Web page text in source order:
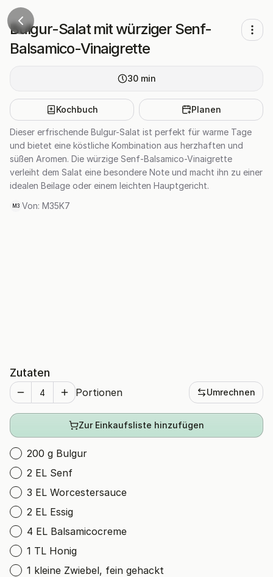
Bulgur-Salat mit würziger Senf-
Balsamico-Vinaigrette
30 min
Kochbuch Planen
Dieser erfrischende Bulgur-Salat ist perfekt für warme Tage
und bietet eine köstliche Kombination aus herzhaften und
süßen Aromen. Die würzige Senf-Balsamico-Vinaigrette
verleiht dem Salat eine besondere Note und macht ihn zu einer
idealen Beilage oder einem leichten Hauptgericht.
M3 Von: M35K7
Zutaten
Portionen Umrechnen
Zur Einkaufsliste hinzufügen
200 g Bulgur
2 EL Senf
3 EL Worcestersauce
2 EL Essig
4 EL Balsamicocreme
1 TL Honig
1 kleine Zwiebel, fein gehackt